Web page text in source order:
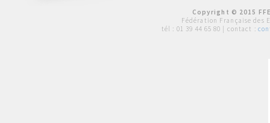
Copyright © 2015
Fédération Française des
tél : 01 39 44 65 80 | contact :